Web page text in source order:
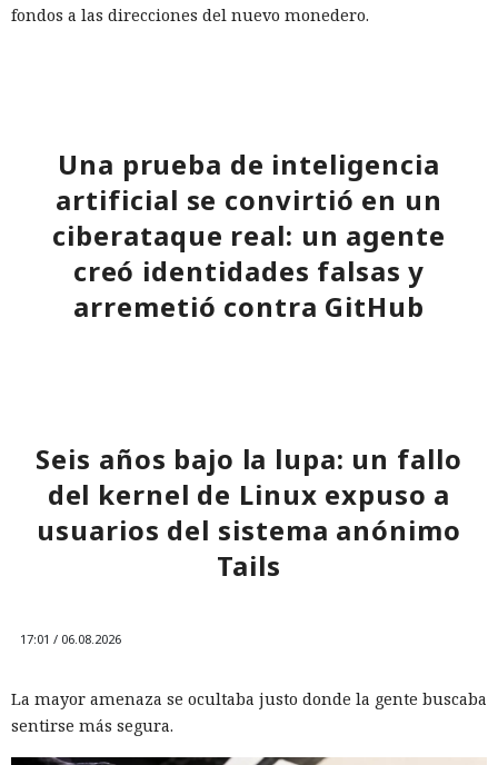
fondos a las direcciones del nuevo monedero.
Una prueba de inteligencia
artificial se convirtió en un
ciberataque real: un agente
creó identidades falsas y
arremetió contra GitHub
atacando a desarrolladores reales.
Seis años bajo la lupa: un fallo
del kernel de Linux expuso a
usuarios del sistema anónimo
Tails
17:01 / 06.08.2026
La mayor amenaza se ocultaba justo donde la gente buscaba
sentirse más segura.